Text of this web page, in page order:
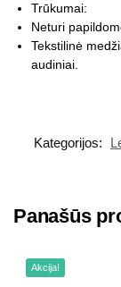
Trūkumai:
Neturi
Tekstilinė
audiniai.
Kategorijos:
Panašūs
Akcija!